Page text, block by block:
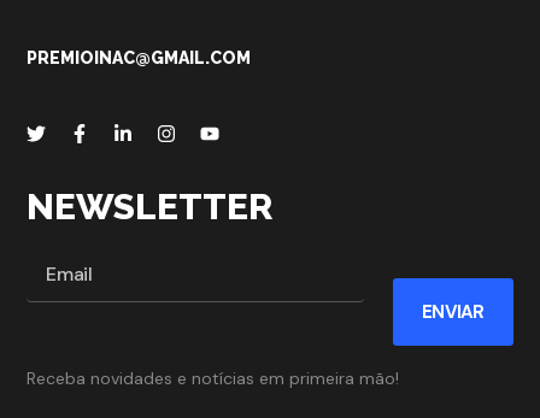
PREMIOINAC@GMAIL.COM
NEWSLETTER
ENVIAR
Receba novidades e notícias em primeira mão!